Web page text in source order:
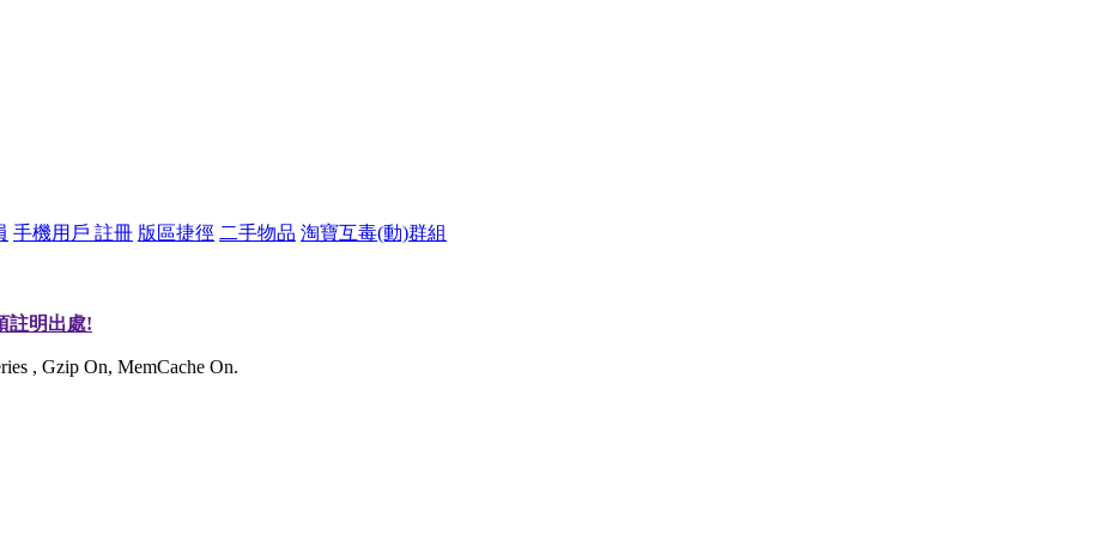
手機用戶 註冊 版區捷徑 二手物品 淘寶互毒(動)群組
註明出處!
, Gzip On, MemCache On.